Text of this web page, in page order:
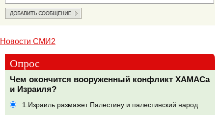
Новости СМИ2
Опрос
Чем окончится вооруженный конфликт ХАМАСа
и Израиля?
1.Израиль размажет Палестину и палестинский народ